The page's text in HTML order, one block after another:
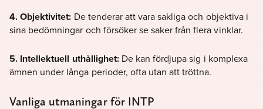
4. Objektivitet: De tenderar att vara sakliga och objektiva i
sina bedömningar och försöker se saker från flera vinklar.
5. Intellektuell uthållighet:De kan fördjupa sig i komplexa
ämnen under långa perioder, ofta utan att tröttna.
Vanliga utmaningar för INTP